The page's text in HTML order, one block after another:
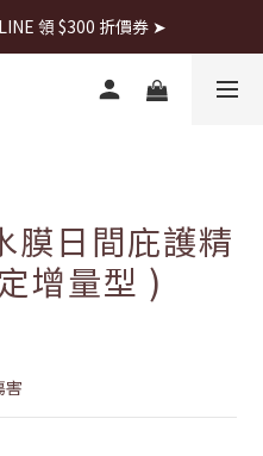
領 $300 折價券 ➤
領 $300 折價券 ➤
膜日間庇護精
增量型 )
害